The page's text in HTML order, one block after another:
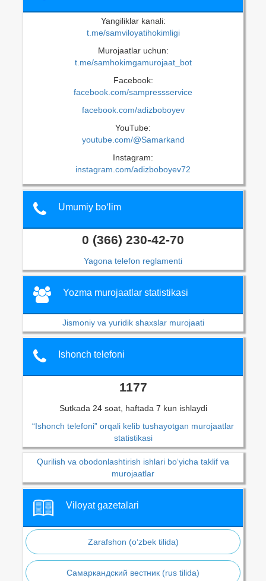
Yangiliklar kanali:
t.me/samviloyatihokimligi
Murojaatlar uchun:
t.me/samhokimgamurojaat_bot
Facebook:
facebook.com/sampressservice
facebook.com/adizboboyev
YouTube:
youtube.com/@Samarkand
Instagram:
instagram.com/adizboboyev72
Umumiy bo‘lim
0 (366) 230-42-70
Yagona telefon reglamenti
Yozma murojaatlar statistikasi
Jismoniy va yuridik shaxslar murojaati
Ishonch telefoni
1177
Sutkada 24 soat, haftada 7 kun ishlaydi
“Ishonch telefoni” orqali kelib tushayotgan murojaatlar
statistikasi
Qurilish va obodonlashtirish ishlari bo‘yicha taklif va
murojaatlar
Viloyat gazetalari
Zarafshon (o‘zbek tilida)
Самаркандский вестник (rus tilida)